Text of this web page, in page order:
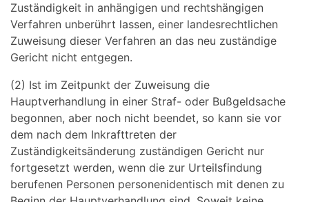
Zuständigkeit in anhängigen und rechtshängigen
Verfahren unberührt lassen, einer landesrechtlichen
Zuweisung dieser Verfahren an das neu zuständige
Gericht nicht entgegen.
(2) Ist im Zeitpunkt der Zuweisung die
Hauptverhandlung in einer Straf- oder Bußgeldsache
begonnen, aber noch nicht beendet, so kann sie vor
dem nach dem Inkrafttreten der
Zuständigkeitsänderung zuständigen Gericht nur
fortgesetzt werden, wenn die zur Urteilsfindung
berufenen Personen personenidentisch mit denen zu